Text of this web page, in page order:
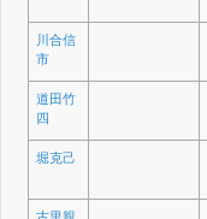
川合信
市
道田竹
四
堀克己